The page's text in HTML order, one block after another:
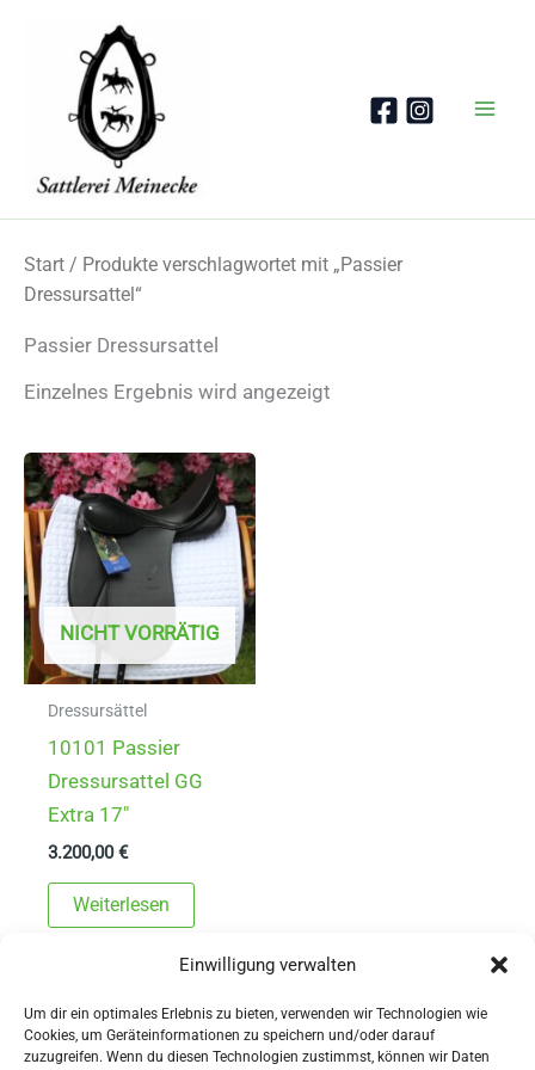
Einwilligung verwalten
Um dir ein optimales Erlebnis zu bieten, verwenden wir Technologien wie
Cookies, um Geräteinformationen zu speichern und/oder darauf
zuzugreifen. Wenn du diesen Technologien zustimmst, können wir Daten
Start / Produkte verschlagwortet mit „Passier
Dressursattel“
Passier Dressursattel
Einzelnes Ergebnis wird angezeigt
NICHT VORRÄTIG
Dressursättel
10101 Passier
Dressursattel GG
Extra 17″
3.200,00€
Weiterlesen